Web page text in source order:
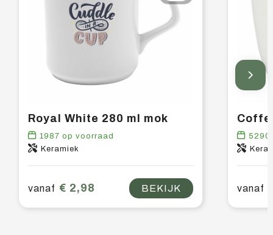
Royal White 280 ml mok
1987 op voorraad
Keramiek
vanaf € 2,98 BEKIJK
5290
vanaf